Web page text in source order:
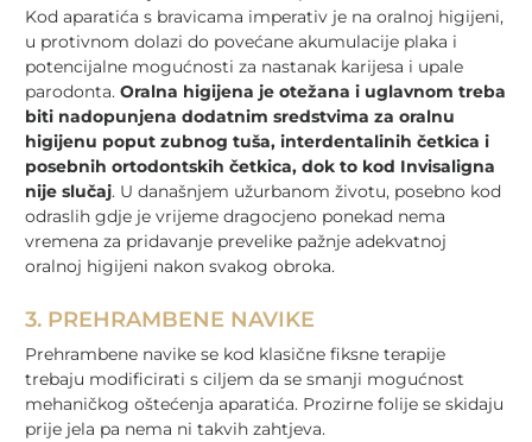
Kod aparatića s bravicama imperativ je na oralnoj higijeni,
u protivnom dolazi do povećane akumulacije plaka i
potencijalne mogućnosti za nastanak karijesa i upale
parodonta. Oralna higijena je otežana i uglavnom treba
biti nadopunjena dodatnim sredstvima za oralnu
higijenu poput zubnog tuša, interdentalinih četkica i
posebnih ortodontskih četkica, dok to kod Invisaligna
nije slučaj. U današnjem užurbanom životu, posebno kod
odraslih gdje je vrijeme dragocjeno ponekad nema
vremena za pridavanje prevelike pažnje adekvatnoj
oralnoj higijeni nakon svakog obroka.
3. PREHRAMBENE NAVIKE
Prehrambene navike se kod klasične fiksne terapije
trebaju modificirati s ciljem da se smanji mogućnost
mehaničkog oštećenja aparatića. Prozirne folije se skidaju
prije jela pa nema ni takvih zahtjeva.